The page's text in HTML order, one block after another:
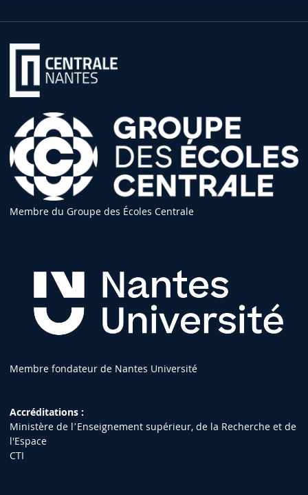
Membre du Groupe des Écoles Centrale
Membre fondateur de Nantes Université
Accréditations :
Ministère de lʼEnseignement supérieur, de la Recherche et de
l'Espace
CTI